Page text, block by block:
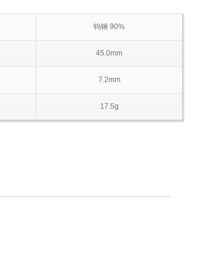
钨钢 90%
45.0mm
7.2mm
17.5g